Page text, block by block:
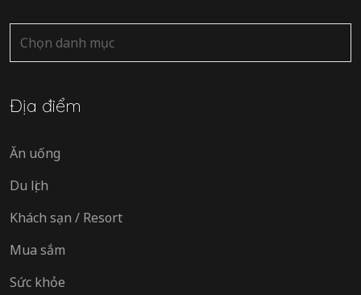
Danh
mục
Địa điểm
Ăn uống
Du lịch
Khách sạn / Resort
Mua sắm
Sức khỏe